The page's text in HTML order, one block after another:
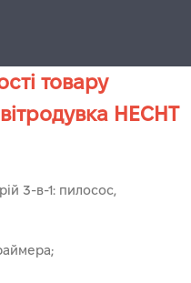
товару
HECHT
3-в-1: пилосос,